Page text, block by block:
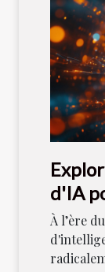
d'IA
À l’ère